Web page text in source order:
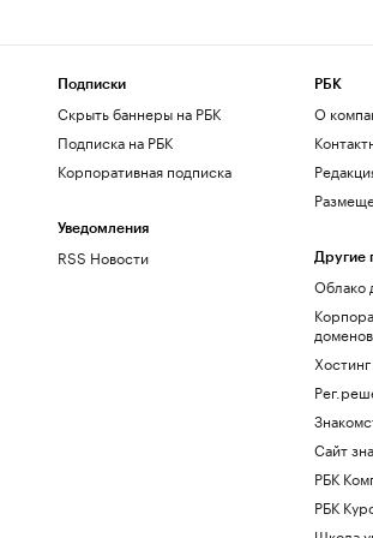
Подписки
Скрыть баннеры на РБК
Подписка на РБК
Корпоративная подписка
Уведомления
RSS Новости
РБК
О
Другие
Облако
доменов
Сайт
РБК
РБК